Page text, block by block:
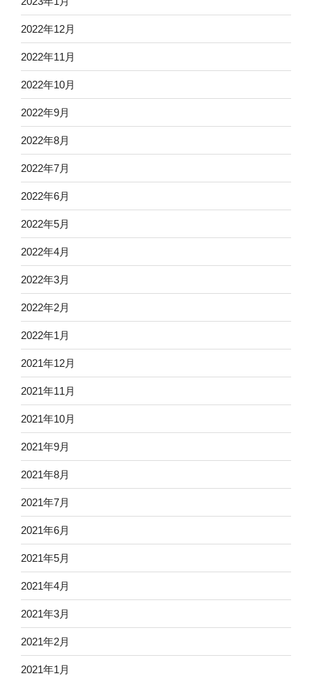
2022年12月
2022年11月
2022年10月
2022年9月
2022年8月
2022年7月
2022年6月
2022年5月
2022年4月
2022年3月
2022年2月
2022年1月
2021年12月
2021年11月
2021年10月
2021年9月
2021年8月
2021年7月
2021年6月
2021年5月
2021年4月
2021年3月
2021年2月
2021年1月